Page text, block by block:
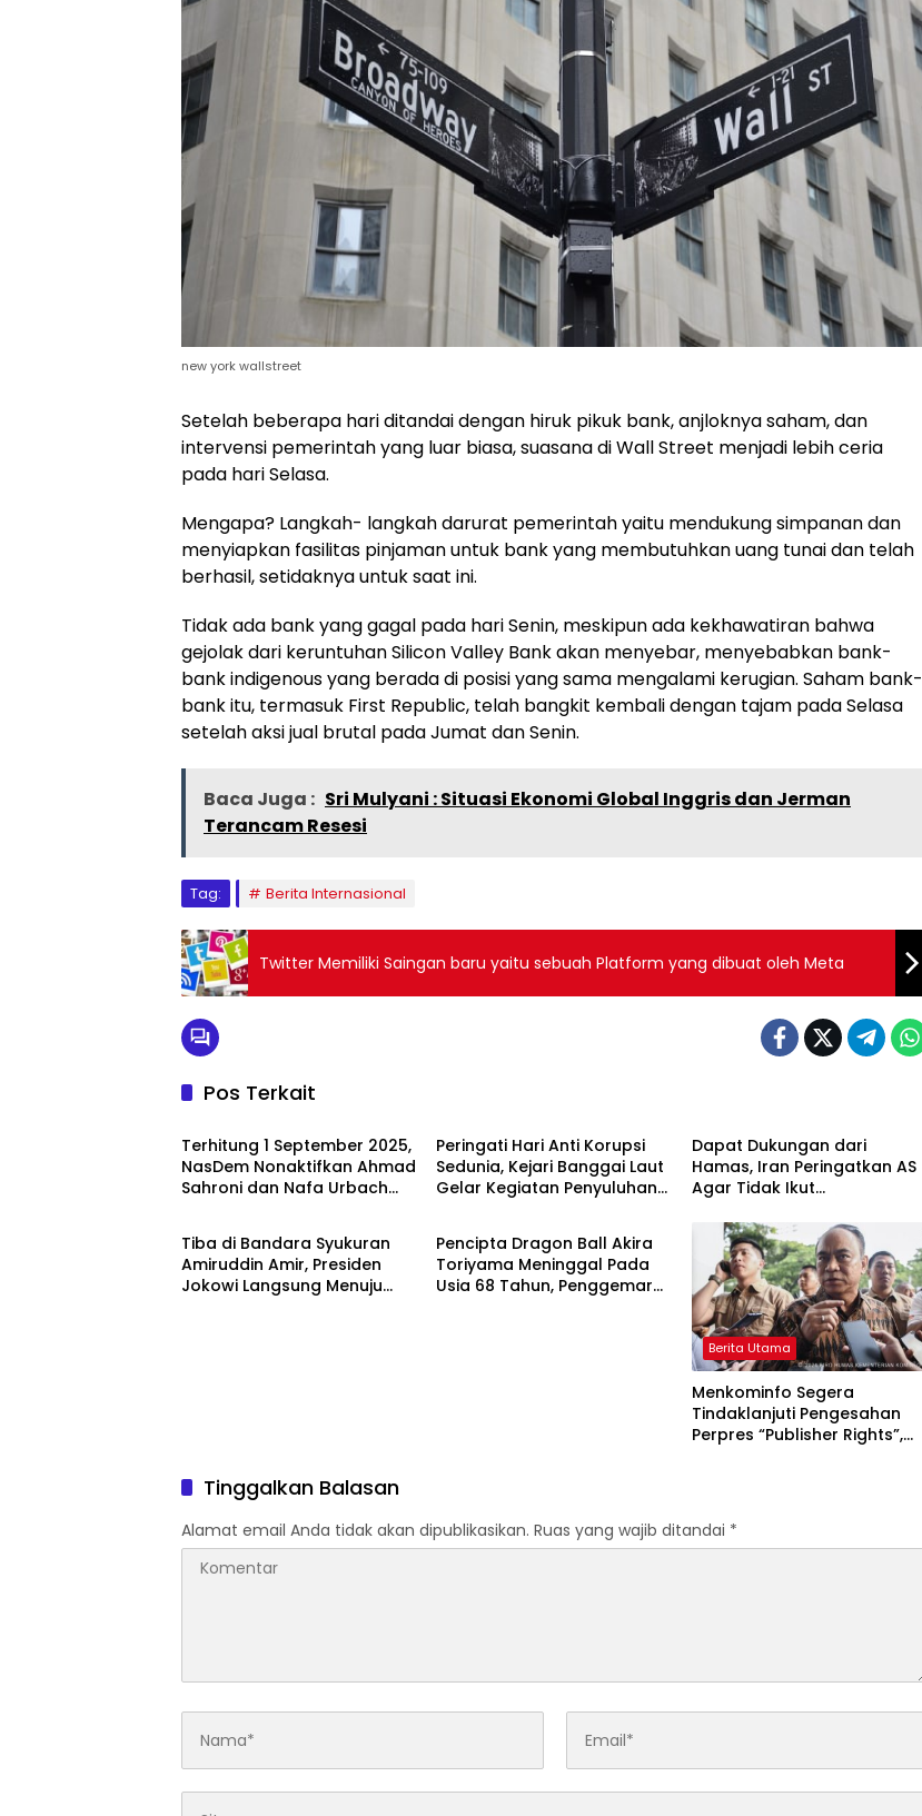
new york wallstreet
Setelah beberapa hari ditandai dengan hiruk pikuk bank, anjloknya saham, dan
intervensi pemerintah yang luar biasa, suasana di Wall Street menjadi lebih ceria
pada hari Selasa.
Mengapa? Langkah- langkah darurat pemerintah yaitu mendukung simpanan dan
menyiapkan fasilitas pinjaman untuk bank yang membutuhkan uang tunai dan telah
berhasil, setidaknya untuk saat ini.
Tidak ada bank yang gagal pada hari Senin, meskipun ada kekhawatiran bahwa
gejolak dari keruntuhan Silicon Valley Bank akan menyebar, menyebabkan bank-
bank indigenous yang berada di posisi yang sama mengalami kerugian. Saham bank-
bank itu, termasuk First Republic, telah bangkit kembali dengan tajam pada Selasa
setelah aksi jual brutal pada Jumat dan Senin.
Baca Juga : Sri Mulyani : Situasi Ekonomi Global Inggris dan Jerman
Terancam Resesi
Tag: Berita Internasional
Twitter Memiliki Saingan baru yaitu sebuah Platform yang dibuat oleh Meta
Pos Terkait
Berita Utama
Terhitung 1 September 2025,
NasDem Nonaktifkan Ahmad
Sahroni dan Nafa Urbach
Peringati Hari Anti Korupsi
Sedunia, Kejari Banggai Laut
Gelar Kegiatan Penyuluhan
Dapat Dukungan dari
Hamas, Iran Peringatkan AS
Agar Tidak Ikut
Israel
Berita Utama
Tiba di Bandara Syukuran
Amiruddin Amir, Presiden
Jokowi Langsung Menuju
Berita
Pencipta Dragon Ball Akira
Toriyama Meninggal Pada
Usia 68 Tahun, Penggemar
Berita Utama
Menkominfo Segera
Tindaklanjuti Pengesahan
Perpres “Publisher Rights”,
Tinggalkan Balasan
Alamat email Anda tidak akan dipublikasikan. Ruas yang wajib ditandai *